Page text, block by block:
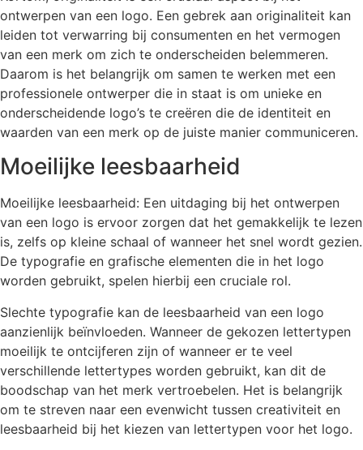
ontwerpen van een logo. Een gebrek aan originaliteit kan
leiden tot verwarring bij consumenten en het vermogen
van een merk om zich te onderscheiden belemmeren.
Daarom is het belangrijk om samen te werken met een
professionele ontwerper die in staat is om unieke en
onderscheidende logo’s te creëren die de identiteit en
waarden van een merk op de juiste manier communiceren.
Moeilijke leesbaarheid
Moeilijke leesbaarheid: Een uitdaging bij het ontwerpen
van een logo is ervoor zorgen dat het gemakkelijk te lezen
is, zelfs op kleine schaal of wanneer het snel wordt gezien.
De typografie en grafische elementen die in het logo
worden gebruikt, spelen hierbij een cruciale rol.
Slechte typografie kan de leesbaarheid van een logo
aanzienlijk beïnvloeden. Wanneer de gekozen lettertypen
moeilijk te ontcijferen zijn of wanneer er te veel
verschillende lettertypes worden gebruikt, kan dit de
boodschap van het merk vertroebelen. Het is belangrijk
om te streven naar een evenwicht tussen creativiteit en
leesbaarheid bij het kiezen van lettertypen voor het logo.